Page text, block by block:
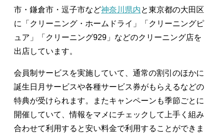
市・鎌倉市・逗子市など神奈川県内と東京都の大田区
に「クリーニング・ホームドライ」「クリーニングピ
ュア」「クリーニング929」などのクリーニング店を
出店しています。
会員制サービスを実施していて、通常の割引のほかに
誕生日月サービスや各種サービス券がもらえるなどの
特典が受けられます。またキャンペーンも季節ごとに
開催していて、情報をマメにチェックして上手く組み
合わせて利用すると安い料金で利用することができま